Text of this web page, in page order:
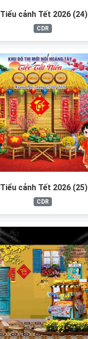
Tiểu cảnh Tết 2026 (24)
CDR
Tiểu cảnh Tết 2026 (25)
CDR